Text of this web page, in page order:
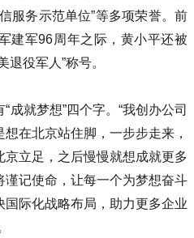
服务示范单位”等多项荣誉。前
建军96周年之际，黄小平还被
退役军人”称号。
成就梦想”四个字。“我创办公司
在北京站住脚，一步步走来，
立足，之后慢慢就想成就更多
记使命，让每一个为梦想奋斗
际化战略布局，助力更多企业